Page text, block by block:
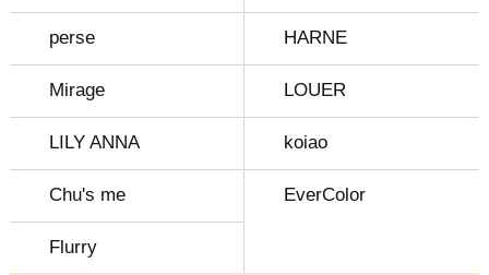
perse HARNE
Mirage LOUER
LILY ANNA koiao
Chu's me EverColor
Flurry